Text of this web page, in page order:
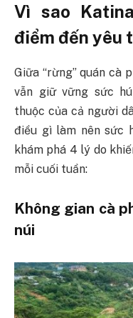
Vì sao
điểm đến yêu
Giữa “rừng” quán cà
vẫn giữ vững sức
thuộc của cả người
điều gì làm nên sức
khám phá 4 lý do
mỗi cuối tuần:
Không gian cà
núi